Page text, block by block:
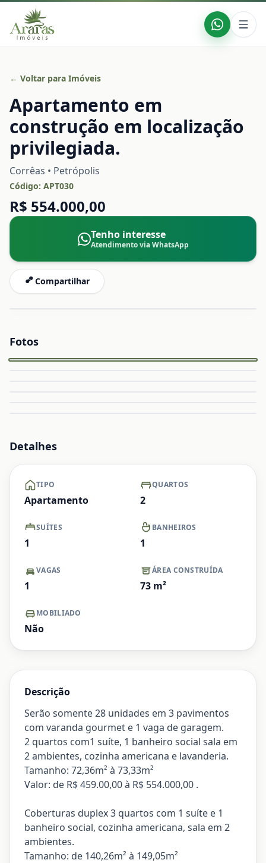
← Voltar para Imóveis
Apartamento em
construção em localização
privilegiada.
Corrêas • Petrópolis
Código: APT030
R$ 554.000,00
Tenho interesse
Atendimento via WhatsApp
Compartilhar
Fotos
Capa
Detalhes
TIPO
Apartamento
QUARTOS
2
SUÍTES
1
BANHEIROS
1
VAGAS
1
ÁREA CONSTRUÍDA
73 m²
MOBILIADO
Não
Descrição
Serão somente 28 unidades em 3 pavimentos
com varanda gourmet e 1 vaga de garagem.
2 quartos com1 suíte, 1 banheiro social sala em
2 ambientes, cozinha americana e lavanderia.
Tamanho: 72,36m² à 73,33m²
Valor: de R$ 459.00,00 à R$ 554.000,00 .
Coberturas duplex 3 quartos com 1 suíte e 1
banheiro social, cozinha americana, sala em 2
ambientes.
Tamanho: de 140,26m² à 149,05m²